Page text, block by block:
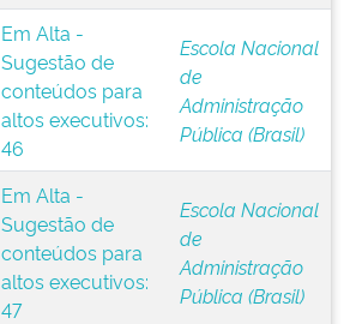
Em Alta -
Sugestão de
conteúdos para
altos executivos:
46
Escola Nacional
de
Administração
Pública (Brasil)
Em Alta -
Sugestão de
conteúdos para
altos executivos:
47
Escola Nacional
de
Administração
Pública (Brasil)